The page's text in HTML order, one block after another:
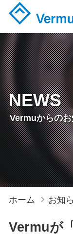
NEWS
Vermuからの
ホーム お知
Vermuが